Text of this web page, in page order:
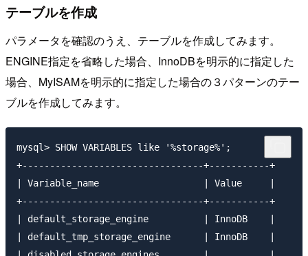
テーブルを作成
パラメータを確認のうえ、テーブルを作成してみます。
ENGINE指定を省略した場合、InnoDBを明示的に指定した
場合、MyISAMを明示的に指定した場合の３パターンのテー
ブルを作成してみます。
mysql> SHOW VARIABLES like '%storage%';
+---------------------------------+-----------+
| Variable_name                   | Value     |
+---------------------------------+-----------+
| default_storage_engine          | InnoDB    |
| default_tmp_storage_engine      | InnoDB    |